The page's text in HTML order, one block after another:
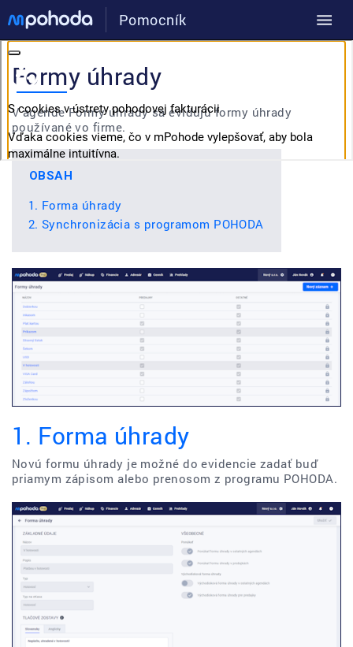
Pomocník
Formy úhrady
V agende Formy úhrady sa evidujú formy úhrady
používané vo firme.
OBSAH
Forma úhrady
Synchronizácia s programom POHODA
1. Forma úhrady
Novú formu úhrady je možné do evidencie zadať buď
priamym zápisom alebo prenosom z programu POHODA.